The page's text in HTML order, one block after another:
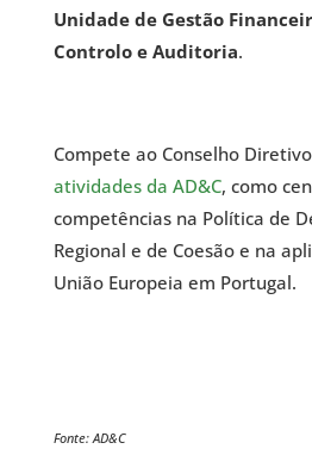
Unidade de Gestão
Controlo e Auditoria.
Compete ao Conselho
atividades da AD&C, como
competências na Política de
Regional e de Coesão e na
União Europeia em Portugal.
Fonte: AD&C